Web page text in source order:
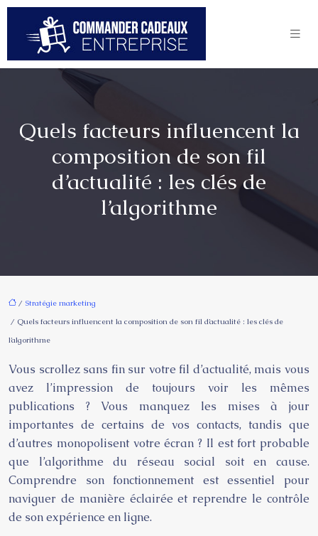
Quels facteurs influencent la
composition de son fil
d’actualité : les clés de
l’algorithme
/ Stratégie marketing
/ Quels facteurs influencent la composition de son fil d’actualité : les clés de
l’algorithme
Vous scrollez sans fin sur votre fil d’actualité, mais vous
avez l’impression de toujours voir les mêmes
publications ? Vous manquez les mises à jour
importantes de certains de vos contacts, tandis que
d’autres monopolisent votre écran ? Il est fort probable
que l’algorithme du réseau social soit en cause.
Comprendre son fonctionnement est essentiel pour
naviguer de manière éclairée et reprendre le contrôle
de son expérience en ligne.